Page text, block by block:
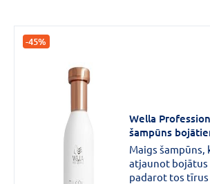
Šampūni (37)
VAIRĀK
€ €
-45%
Wella
šampūns
ml
Maigs šampūns,
atjaunot bojātus
padarot tos tīrus